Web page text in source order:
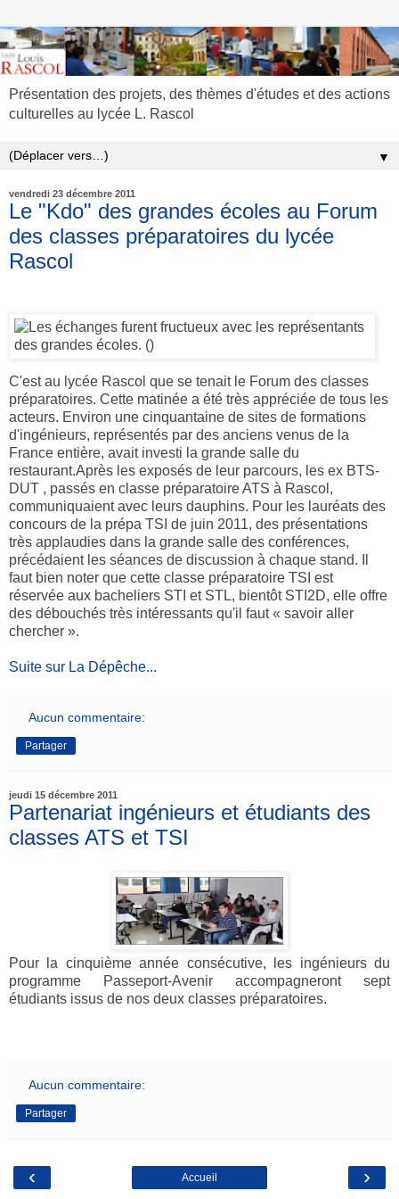
Présentation des projets, des thèmes d'études et des actions
culturelles au lycée L. Rascol
▼
vendredi 23 décembre 2011
Le "Kdo" des grandes écoles au Forum
des classes préparatoires du lycée
Rascol
C'est au lycée Rascol que se tenait le Forum des classes
préparatoires. Cette matinée a été très appréciée de tous les
acteurs. Environ une cinquantaine de sites de formations
d'ingénieurs, représentés par des anciens venus de la
France entière, avait investi la grande salle du
restaurant.Après les exposés de leur parcours, les ex BTS-
DUT , passés en classe préparatoire ATS à Rascol,
communiquaient avec leurs dauphins. Pour les lauréats des
concours de la prépa TSI de juin 2011, des présentations
très applaudies dans la grande salle des conférences,
précédaient les séances de discussion à chaque stand. Il
faut bien noter que cette classe préparatoire TSI est
réservée aux bacheliers STI et STL, bientôt STI2D, elle offre
des débouchés très intéressants qu'il faut « savoir aller
chercher ».
Suite sur La Dépêche...
Aucun commentaire:
Partager
jeudi 15 décembre 2011
Partenariat ingénieurs et étudiants des
classes ATS et TSI
Pour la cinquième année consécutive, les ingénieurs du
programme Passeport-Avenir accompagneront sept
étudiants issus de nos deux classes préparatoires.
Aucun commentaire:
Partager
‹ ›
Accueil